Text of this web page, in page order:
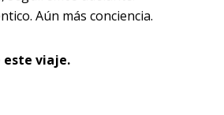
Aún más conciencia.
este viaje.